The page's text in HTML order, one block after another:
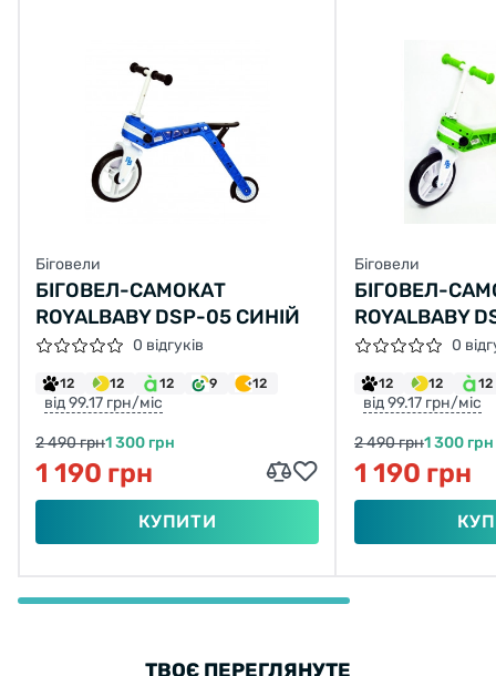
Біговели
БІГОВЕЛ-САМОКАТ
ROYALBABY DSP-05 СИНІЙ
0 відгуків
12 12 12 9 12
від 99.17 грн/міс
2 490 грн1 300 грн
1 190 грн
КУПИТИ
Біговели
БІГОВЕЛ-
ROYALBABY
ЗЕЛЕНИЙ 0
12 12 12
від 99.17 грн/міс
2 490 грн1 300 грн
1 190 грн
ТВОЄ ПЕРЕГЛЯНУТЕ